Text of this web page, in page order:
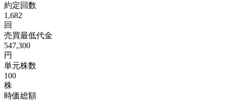
約定回数
1,682
回
売買最低代金
547,300
円
単元株数
100
株
時価総額